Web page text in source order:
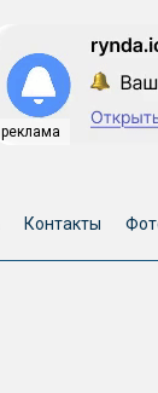
реклама
Контакты